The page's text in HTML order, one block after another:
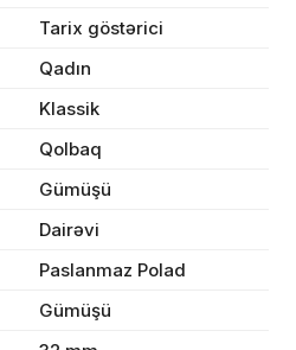
Tarix göstərici
Qadın
Klassik
Qolbaq
Gümüşü
Dairəvi
Paslanmaz Polad
Gümüşü